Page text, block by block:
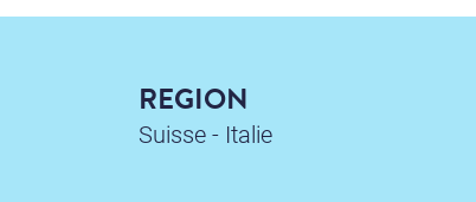
REGION
Suisse - Italie